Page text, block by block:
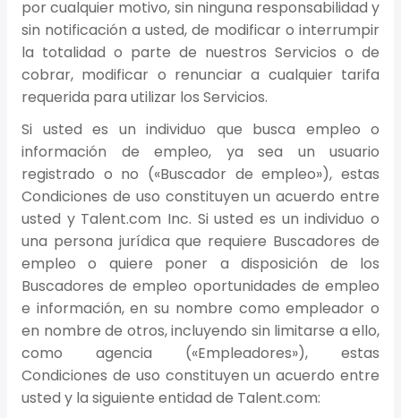
por cualquier motivo, sin ninguna responsabilidad y
sin notificación a usted, de modificar o interrumpir
la totalidad o parte de nuestros Servicios o de
cobrar, modificar o renunciar a cualquier tarifa
requerida para utilizar los Servicios.
Si usted es un individuo que busca empleo o
información de empleo, ya sea un usuario
registrado o no («Buscador de empleo»), estas
Condiciones de uso constituyen un acuerdo entre
usted y Talent.com Inc. Si usted es un individuo o
una persona jurídica que requiere Buscadores de
empleo o quiere poner a disposición de los
Buscadores de empleo oportunidades de empleo
e información, en su nombre como empleador o
en nombre de otros, incluyendo sin limitarse a ello,
como agencia («Empleadores»), estas
Condiciones de uso constituyen un acuerdo entre
usted y la siguiente entidad de Talent.com: